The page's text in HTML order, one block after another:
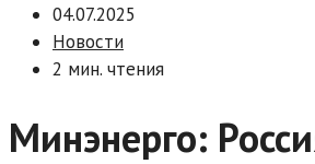
04.07.2025
Новости
2 мин. чтения
Минэнерго: